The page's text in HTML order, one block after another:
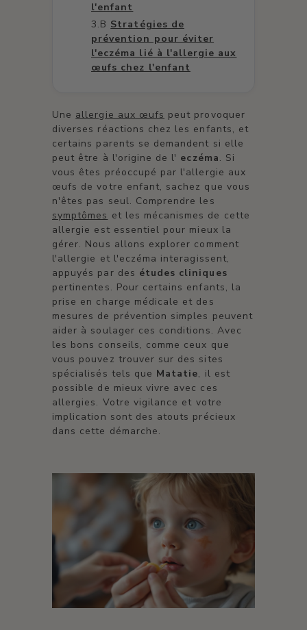
l'enfant
Stratégies de
prévention pour éviter
l'eczéma lié à l'allergie aux
œufs chez l'enfant
Une allergie aux œufs peut provoquer
diverses réactions chez les enfants, et
certains parents se demandent si elle
peut être à l'origine de l' eczéma. Si
vous êtes préoccupé par l'allergie aux
œufs de votre enfant, sachez que vous
n'êtes pas seul. Comprendre les
symptômes et les mécanismes de cette
allergie est essentiel pour mieux la
gérer. Nous allons explorer comment
l'allergie et l'eczéma interagissent,
appuyés par des études cliniques
pertinentes. Pour certains enfants, la
prise en charge médicale et des
mesures de prévention simples peuvent
aider à soulager ces conditions. Avec
les bons conseils, comme ceux que
vous pouvez trouver sur des sites
spécialisés tels que Matatie, il est
possible de mieux vivre avec ces
allergies. Votre vigilance et votre
implication sont des atouts précieux
dans cette démarche.